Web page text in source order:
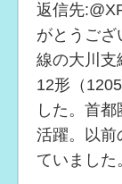
返信先
がとうござ
線の大川支
12形（
した。首
活躍。以前
ていました